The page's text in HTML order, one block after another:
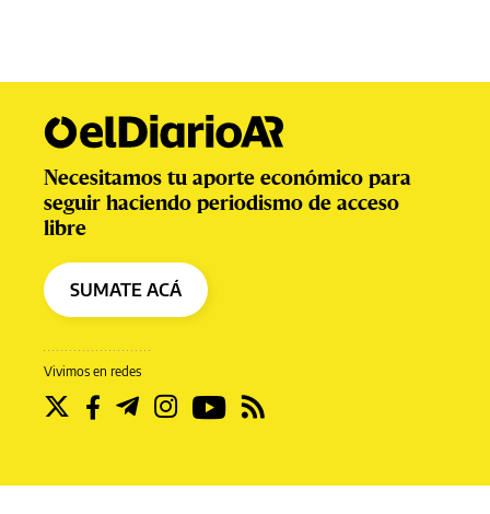
Vivimos en redes
Necesitamos tu aporte económico para
seguir haciendo periodismo de acceso
libre
SUMATE ACÁ